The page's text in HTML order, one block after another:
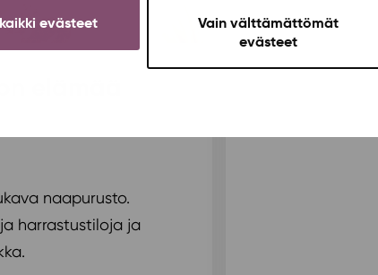
evästeet
Vain välttämättömät
evästeet
elämää
naapurusto.
harrastustiloja ja